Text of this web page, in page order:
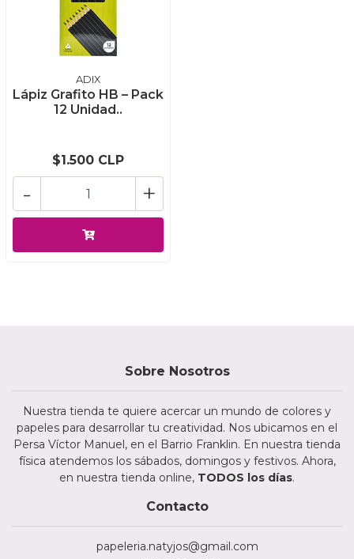
ADIX
Lápiz Grafito HB – Pack
12 Unidad..
$1.500 CLP
+
-
Sobre Nosotros
Nuestra tienda te quiere acercar un mundo de colores y
papeles para desarrollar tu creatividad. Nos ubicamos en el
Persa Víctor Manuel, en el Barrio Franklin. En nuestra tienda
física atendemos los sábados, domingos y festivos. Ahora,
en nuestra tienda online, TODOS los días.
Contacto
papeleria.natyjos@gmail.com